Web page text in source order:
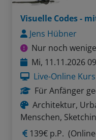
Jens Hübner
Nur noch
Mi, 11.11.2026
Live-Online Kurs
Für Anfänger
Architektur,
Menschen,
139€ p.P.